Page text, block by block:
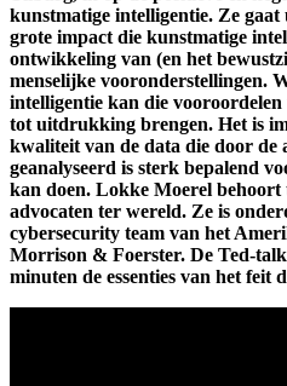
kunstmatige intelligentie. Ze
grote impact die kunstmatige
ontwikkeling van (en het
menselijke vooronderstellingen.
intelligentie kan die vooroordelen
tot uitdrukking brengen. Het is
kwaliteit van de data die door de
geanalyseerd is sterk bepalend
kan doen. Lokke Moerel
advocaten ter wereld. Ze is
cybersecurity team van het
Morrison & Foerster. De Ted-
minuten de essenties van het feit